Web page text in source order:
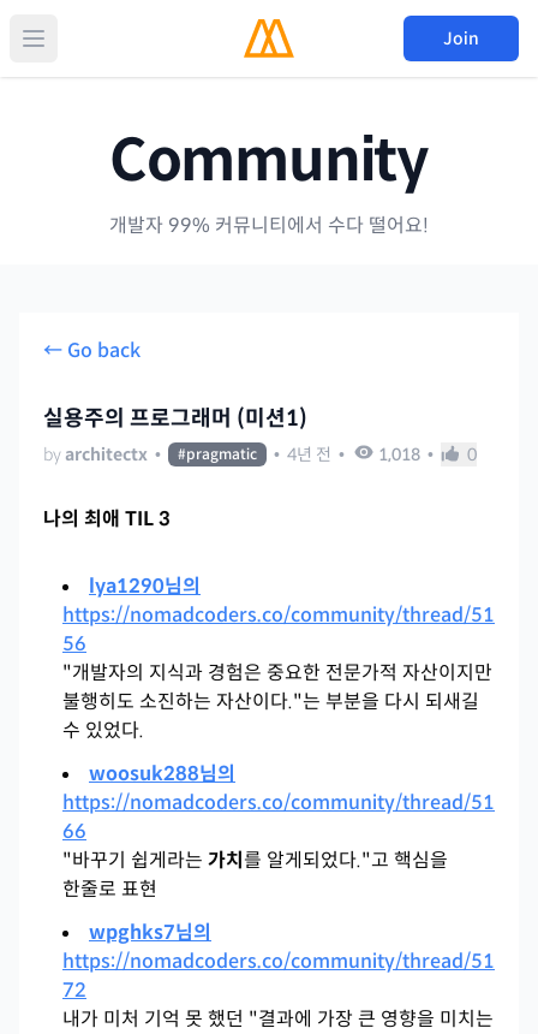
Join
Community
개발자 99% 커뮤니티에서 수다 떨어요!
← Go back
실용주의 프로그래머 (미션1)
by architectx • #pragmatic • 4년 전 • 1,018 • 0
나의 최애 TIL 3
lya1290님의
https://nomadcoders.co/community/thread/51
56
"개발자의 지식과 경험은 중요한 전문가적 자산이지만
불행히도 소진하는 자산이다."는 부분을 다시 되새길
수 있었다.
woosuk288님의
https://nomadcoders.co/community/thread/51
66
"바꾸기 쉽게라는 가치 를 알게되었다."고 핵심을
한줄로 표현
wpghks7님의
https://nomadcoders.co/community/thread/51
72
내가 미처 기억 못 했던 "결과에 가장 큰 영향을 미치는